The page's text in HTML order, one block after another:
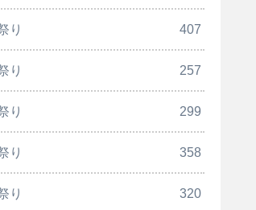
り 407
り 257
り 299
り 358
り 320